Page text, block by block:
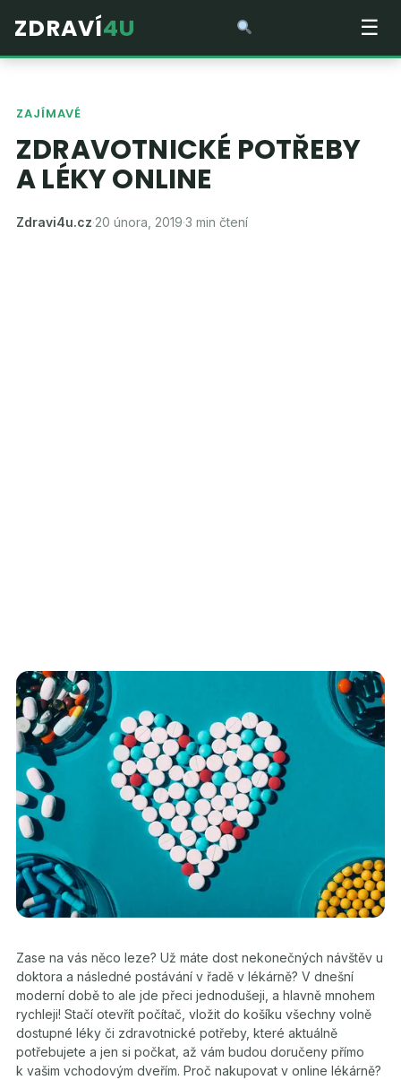
ZDRAVÍ4U ☰
ZAJÍMAVÉ
ZDRAVOTNICKÉ POTŘEBY
A LÉKY ONLINE
Zdravi4u.cz·20 února, 2019·3 min čtení
Zase na vás něco leze? Už máte dost nekonečných návštěv u
doktora a následné postávání v řadě v lékárně? V dnešní
moderní době to ale jde přeci jednodušeji, a hlavně mnohem
rychleji! Stačí otevřít počítač, vložit do košíku všechny volně
dostupné léky či zdravotnické potřeby, které aktuálně
potřebujete a jen si počkat, až vám budou doručeny přímo
k vašim vchodovým dveřím. Proč nakupovat v online lékárně?